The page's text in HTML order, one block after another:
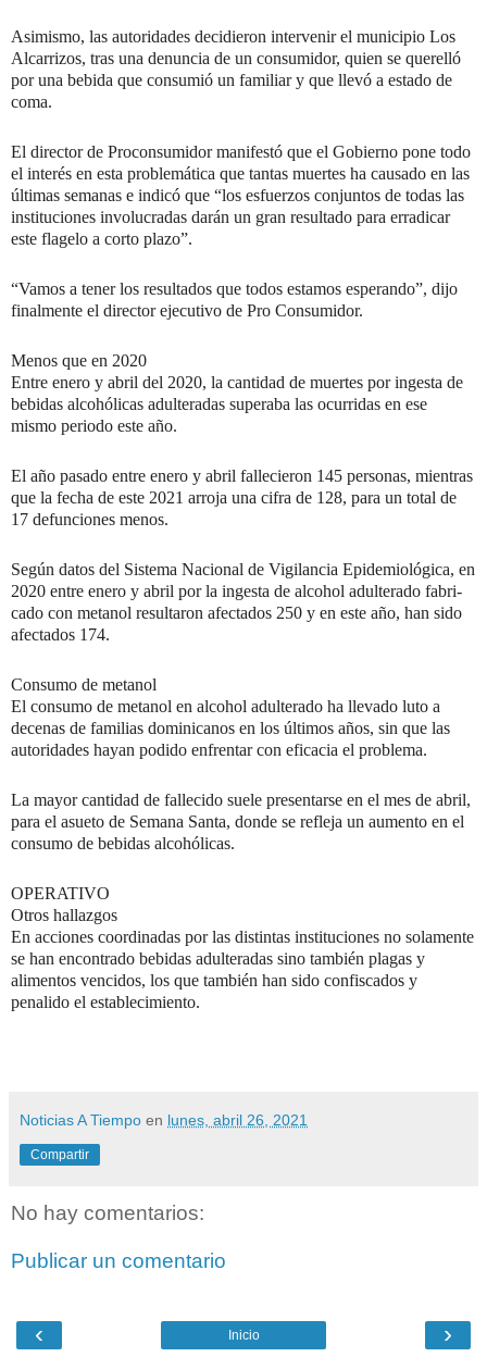
Asimismo, las autorida­des decidieron intervenir el municipio Los
Alcarrizos, tras una denuncia de un consumidor, quien se que­relló
por una bebida que consumió un familiar y que llevó a estado de
coma.
El director de Proconsu­midor manifestó que el Go­bierno pone todo
el interés en esta problemática que tantas muertes ha causa­do en las
últimas semanas e indicó que “los esfuerzos conjuntos de todas las
ins­tituciones involucradas da­rán un gran resultado para erradicar
este flagelo a cor­to plazo”.
“Vamos a tener los resul­tados que todos estamos es­perando”, dijo
finalmente el director ejecutivo de Pro Consumidor.
Menos que en 2020
Entre enero y abril del 2020, la cantidad de muer­tes por ingesta de
bebidas alcohólicas adulteradas su­peraba las ocurridas en ese
mismo periodo este año.
El año pasado entre ene­ro y abril fallecieron 145 personas, mientras
que la fecha de este 2021 arroja una cifra de 128, para un total de
17 defunciones me­nos.
Según datos del Sistema Nacional de Vigilancia Epi­demiológica, en
2020 entre enero y abril por la ingesta de alcohol adulterado fabri­
cado con metanol resultaron afectados 250 y en este año, han sido
afectados 174.
Consumo de metanol
El consumo de metanol en alcohol adulterado ha lleva­do luto a
decenas de familias dominicanos en los últimos años, sin que las
autoridades hayan podido enfrentar con eficacia el problema.
La mayor cantidad de fa­llecido suele presentarse en el mes de abril,
para el asue­to de Semana Santa, donde se refleja un aumento en el
consumo de bebidas alco­hólicas.
OPERATIVO
Otros hallazgos
En acciones coordina­das por las distintas instituciones no sola­mente
se han encontra­do bebidas adulteradas sino también plagas y
alimentos vencidos, los que también han sido confiscados y
penalido el establecimiento.
Noticias A Tiempo en lunes, abril 26, 2021
Compartir
No hay comentarios:
Publicar un comentario
‹ ›
Inicio